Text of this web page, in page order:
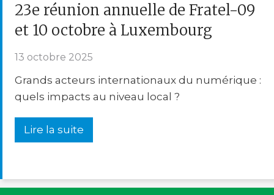
23e réunion annuelle de Fratel-09
et 10 octobre à Luxembourg
13 octobre 2025
Grands acteurs internationaux du numérique :
quels impacts au niveau local ?
Lire la suite